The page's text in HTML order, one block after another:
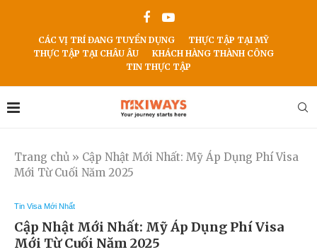
CÁC VỊ TRÍ ĐANG TUYỂN DỤNG
THỰC TẬP TẠI MỸ
THỰC TẬP TẠI CHÂU ÂU
KHÁCH HÀNG THÀNH CÔNG
TIN THỰC TẬP
Trang chủ » Cập Nhật Mới Nhất: Mỹ Áp Dụng Phí Visa
Mới Từ Cuối Năm 2025
Tin Visa Mới Nhất
Cập Nhật Mới Nhất: Mỹ Áp Dụng Phí Visa
Mới Từ Cuối Năm 2025